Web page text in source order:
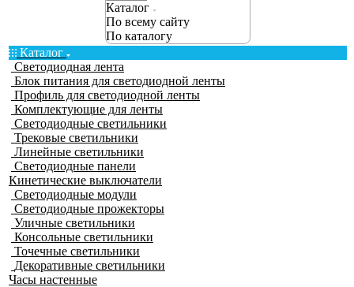
Каталог
По всему сайту
По каталогу
Каталог
Светодиодная лента
Блок питания для светодиодной ленты
Профиль для светодиодной ленты
Комплектующие для ленты
Светодиодные светильники
Трековые светильники
Линейные светильники
Светодиодные панели
Кинетические выключатели
Светодиодные модули
Светодиодные прожекторы
Уличные светильники
Консольные светильники
Точечные светильники
Декоративные светильники
Часы настенные